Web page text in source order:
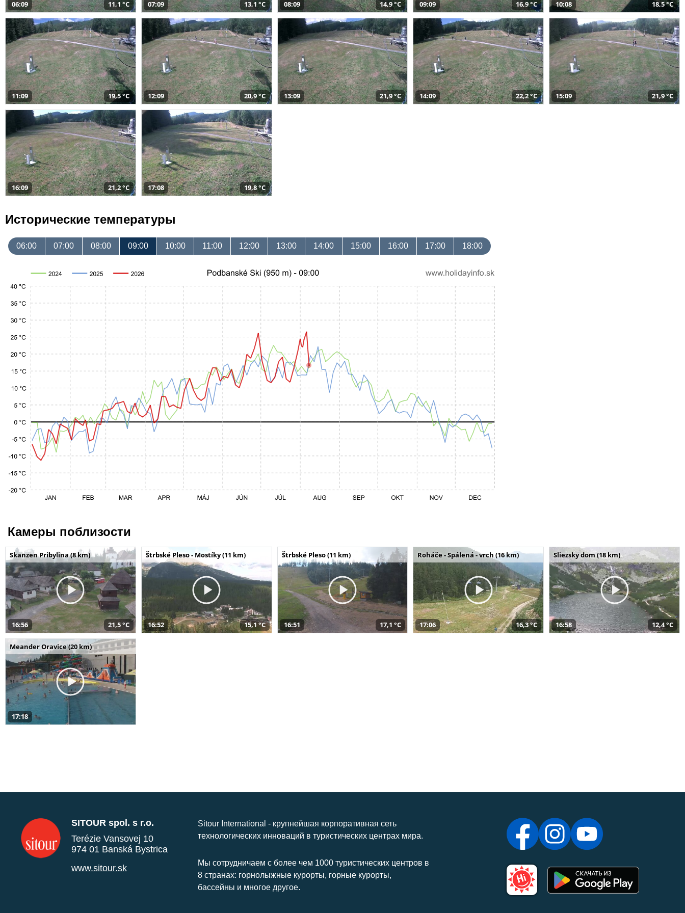
06:09 11,1 °C 07:09 13,1 °C 08:09 14,9 °C 09:09 16,9 °C 10:08 18,5 °C
11:09 19,5 °C 12:09 20,9 °C 13:09 21,9 °C 14:09 22,2 °C 15:09 21,9 °C
16:09 21,2 °C 17:08 19,8 °C
Исторические температуры
06:00 07:00 08:00 09:00 10:00 11:00 12:00 13:00 14:00 15:00 16:00 17:00 18:00
Камеры поблизости
Skanzen Pribylina (8 km)
16:56 21,5 °C
Štrbské Pleso - Mostíky (11 km)
16:52 15,1 °C
Štrbské Pleso (11 km)
16:51 17,1 °C
Roháče - Spálená - vrch (16 km)
17:06 16,3 °C
Sliezsky dom (18 km)
16:58 12,4 °C
Meander Oravice (20 km)
17:18
SITOUR spol. s r.o.
Terézie Vansovej 10
974 01 Banská Bystrica
www.sitour.sk
Sitour International - крупнейшая корпоративная сеть
технологических инноваций в туристических центрах мира.
Мы сотрудничаем с более чем 1000 туристических центров в
8 странах: горнолыжные курорты, горные курорты,
бассейны и многое другое.